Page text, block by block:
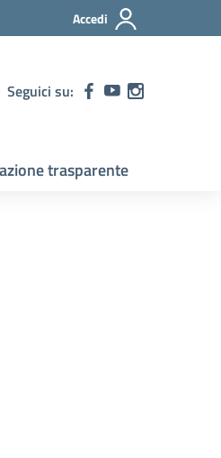
Accedi
Seguici su:
trasparente